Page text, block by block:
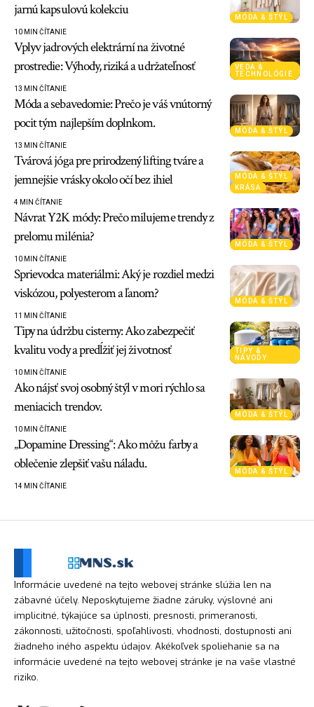
MÓDA & ŠTÝL
jarnú kapsulovú kolekciu
10 MIN ČÍTANIE
VEDA &
TECHNOLÓGIE
Vplyv jadrových elektrární na životné
prostredie: Výhody, riziká a udržateľnosť
13 MIN ČÍTANIE
MÓDA & ŠTÝL
Móda a sebavedomie: Prečo je váš vnútorný
pocit tým najlepším doplnkom.
13 MIN ČÍTANIE
MÓDA & ŠTÝL
KRÁSA
Tvárová jóga pre prirodzený lifting tváre a
jemnejšie vrásky okolo očí bez ihiel
4 MIN ČÍTANIE
MÓDA & ŠTÝL
Návrat Y2K módy: Prečo milujeme trendy z
prelomu milénia?
10 MIN ČÍTANIE
MÓDA & ŠTÝL
Sprievodca materiálmi: Aký je rozdiel medzi
viskózou, polyesterom a ľanom?
11 MIN ČÍTANIE
TIPY &
NÁVODY
Tipy na údržbu cisterny: Ako zabezpečiť
kvalitu vody a predĺžiť jej životnosť
10 MIN ČÍTANIE
MÓDA & ŠTÝL
Ako nájsť svoj osobný štýl v mori rýchlo sa
meniacich trendov.
10 MIN ČÍTANIE
MÓDA & ŠTÝL
„Dopamine Dressing“: Ako môžu farby a
oblečenie zlepšiť vašu náladu.
14 MIN ČÍTANIE
Informácie uvedené na tejto webovej stránke slúžia len na
zábavné účely. Neposkytujeme žiadne záruky, výslovné ani
implicitné, týkajúce sa úplnosti, presnosti, primeranosti,
zákonnosti, užitočnosti, spoľahlivosti, vhodnosti, dostupnosti ani
žiadneho iného aspektu údajov. Akékoľvek spoliehanie sa na
informácie uvedené na tejto webovej stránke je na vaše vlastné
riziko.